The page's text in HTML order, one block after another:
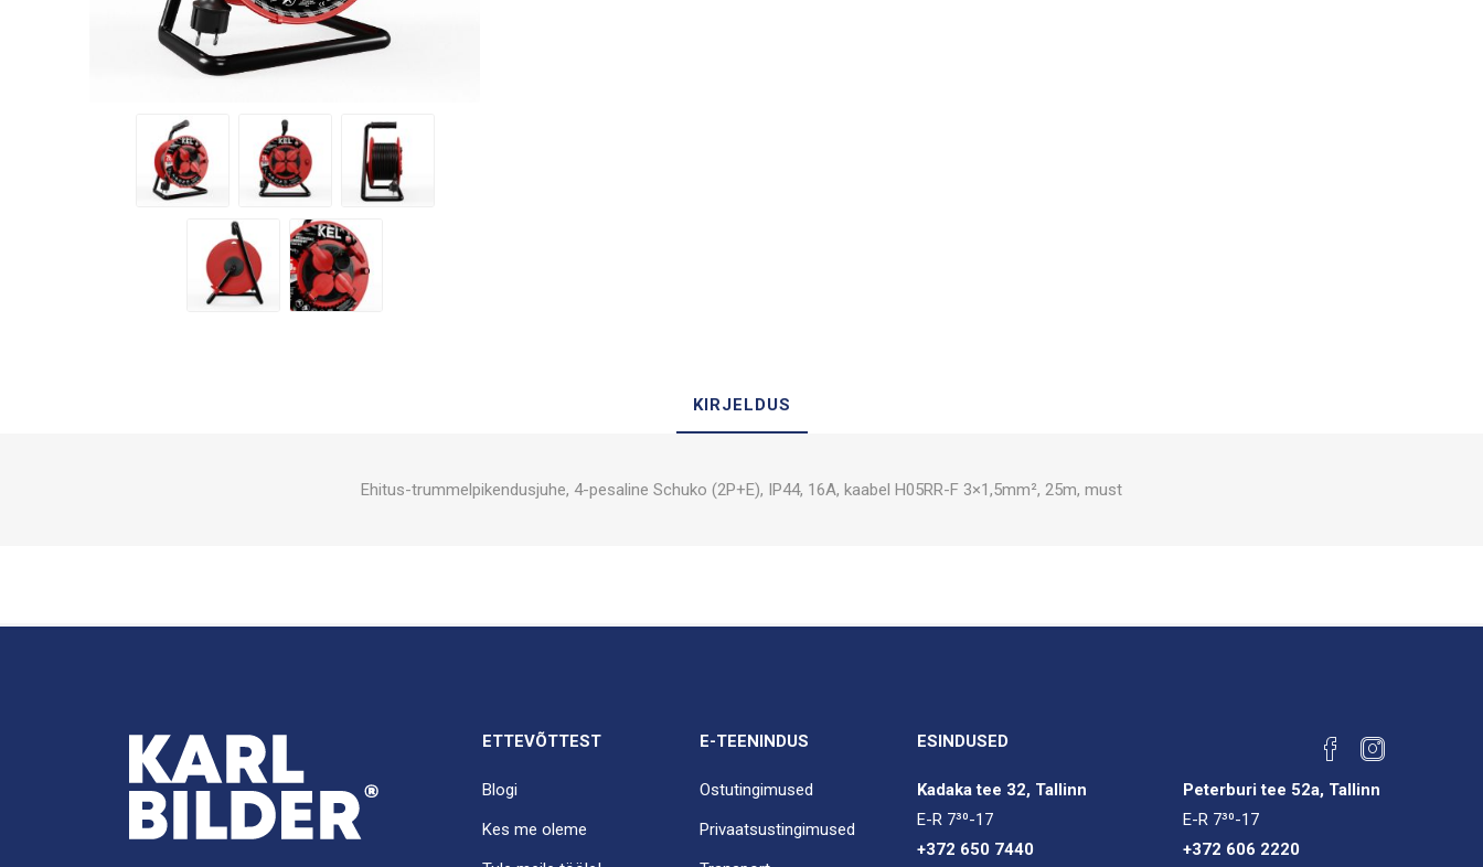
KIRJELDUS
Ehitus-trummelpikendusjuhe, 4-pesaline Schuko (2P+E), IP44, 16A, kaabel H05RR-F 3×1,5mm², 25m, must
ETTEVÕTTEST
Blogi
Kes me oleme
E-TEENINDUS
Ostutingimused
Privaatsustingimused
ESINDUSED
Kadaka tee 32, Tallinn
E-R 7³⁰-17
+372 650 7440
Peterburi tee 52a, Tallinn
E-R 7³⁰-17
+372 606 2220